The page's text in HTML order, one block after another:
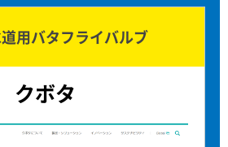
用バタフライバルブ
クボタ